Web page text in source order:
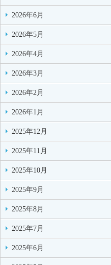
2026年6月
2026年5月
2026年4月
2026年3月
2026年2月
2026年1月
2025年12月
2025年11月
2025年10月
2025年9月
2025年8月
2025年7月
2025年6月